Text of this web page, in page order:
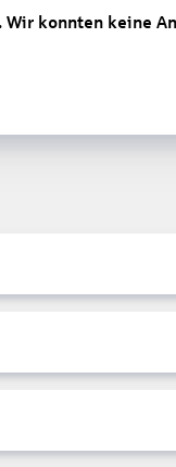
konnten keine